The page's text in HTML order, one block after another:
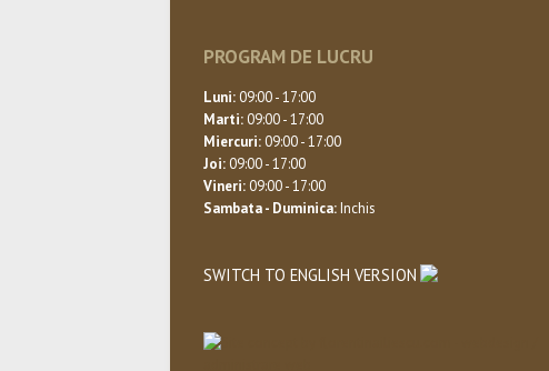
PROGRAM DE LUCRU
Luni: 09:00 - 17:00
Marti: 09:00 - 17:00
Miercuri: 09:00 - 17:00
Joi: 09:00 - 17:00
Vineri: 09:00 - 17:00
Sambata - Duminica:Inchis
SWITCH TO ENGLISH VERSION